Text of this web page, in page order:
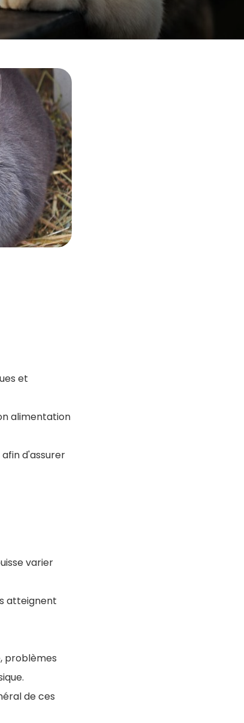
et
alimentation
afin d'assurer
varier
atteignent
problèmes
de ces